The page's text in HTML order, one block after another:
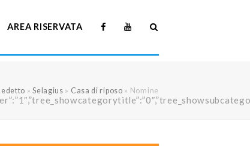
AREA RISERVATA
»Selagius » Casa di riposo » Nomine